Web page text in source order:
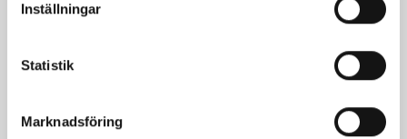
Inställningar
Statistik
Marknadsföring
Drottningtårta
Jordgubbsflarn med